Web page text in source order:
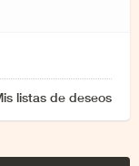
listas de deseos